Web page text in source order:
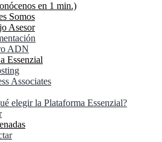
en 1 min.)
Somos
Asesor
ADN
Essenzial
Associates
elegir la Plataforma Essenzial?